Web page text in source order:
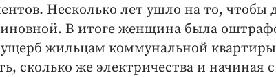
Несколько лет ушло на то, чтобы
В итоге женщина была
жильцам коммунальной квартиры
сколько же электричества и начиная с